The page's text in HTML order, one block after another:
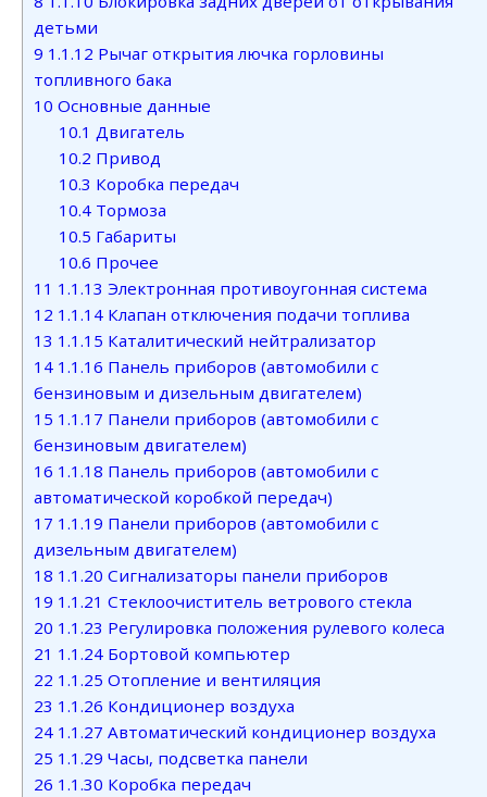
детьми
9 1.1.12 Рычаг открытия лючка горловины
топливного бака
10 Основные данные
10.1 Двигатель
10.2 Привод
10.3 Коробка передач
10.4Тормоза
10.5 Габариты
10.6 Прочее
11 1.1.13 Электронная противоугонная система
12 1.1.14 Клапан отключения подачи топлива
13 1.1.15 Каталитический нейтрализатор
14 1.1.16 Панель приборов (автомобили с
бензиновым и дизельным двигателем)
15 1.1.17 Панели приборов (автомобили с
бензиновым двигателем)
16 1.1.18 Панель приборов (автомобили с
автоматической коробкой передач)
17 1.1.19 Панели приборов (автомобили с
дизельным двигателем)
18 1.1.20 Сигнализаторы панели приборов
19 1.1.21 Стеклоочиститель ветрового стекла
20 1.1.23 Регулировка положения рулевого колеса
21 1.1.24 Бортовой компьютер
22 1.1.25 Отопление и вентиляция
23 1.1.26 Кондиционер воздуха
24 1.1.27 Автоматический кондиционер воздуха
25 1.1.29 Часы, подсветка панели
26 1.1.30 Коробка передач